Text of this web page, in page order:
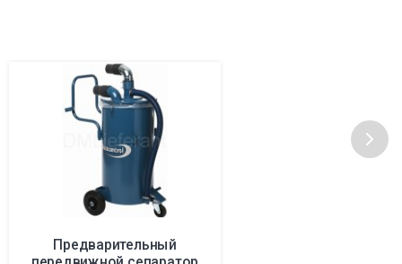
Предварительный